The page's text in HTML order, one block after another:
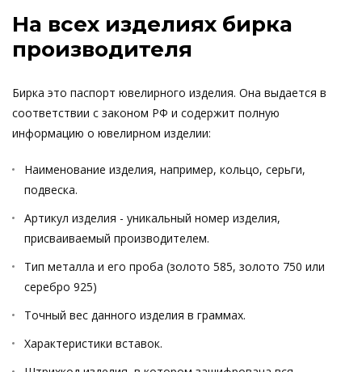
На всех изделиях бирка
производителя
Бирка это паспорт ювелирного изделия. Она выдается в
соответствии с законом РФ и содержит полную
информацию о ювелирном изделии:
Наименование изделия, например, кольцо, серьги,
подвеска.
Артикул изделия - уникальный номер изделия,
присваиваемый производителем.
Тип металла и его проба (золото 585, золото 750 или
серебро 925)
Точный вес данного изделия в граммах.
Характеристики вставок.